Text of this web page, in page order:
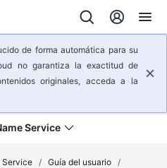
de forma automática para su
no garantiza la exactitud de
originales, acceda a la
Service
Service / Guía del usuario /